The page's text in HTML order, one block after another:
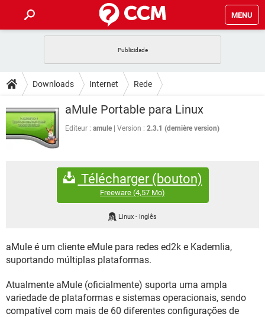
MENU
CELULAR FACEBOOK
OUTLOOK EXCEL
INSTAGRAM GMAIL
GUIA DE COMPRAS
DICAS
JOGOS WHATSAPP
CELULAR FACEBOOK
OUTLOOK
GUIA DE COMPRAS
DOWNLOADS
JOGOS WHATSAPP
CELULAR
EXCEL
GMAIL
FÓRUM
FACEBOOK
EXCEL
GMAIL
WHATSAPP
INSTAGRAM GMAIL
Downloads Internet Rede
Gerenciador de downloadsaMule Portable para Linux
Editeur : amule Version : 2.3.1 (dernière version)
Télécharger (bouton)
Freeware (4,57 Mo)
Linux- Inglês
aMule é um cliente eMule para redes ed2k e Kademlia,
suportando múltiplas plataformas.
Atualmente aMule (oficialmente) suporta uma ampla
variedade de plataformas e sistemas operacionais, sendo
compatível com mais de 60 diferentes configurações de